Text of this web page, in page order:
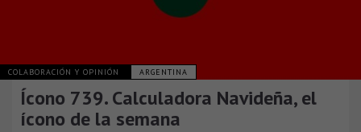
COLABORACIÓN Y OPINIÓN ARGENTINA
Ícono 739. Calculadora Navideña, el
ícono de la semana